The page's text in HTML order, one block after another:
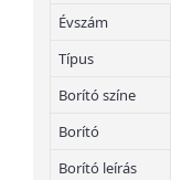
Évszám
Típus
Borító színe
Borító
Borító leírás